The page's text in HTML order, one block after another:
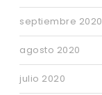
septiembre 2020
agosto 2020
julio 2020